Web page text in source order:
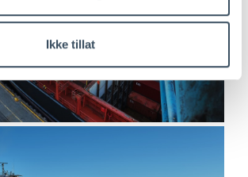
Ikke tillat